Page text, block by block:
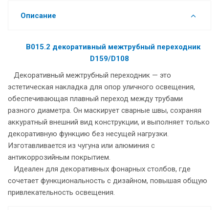
Описание
В015.2 декоративный межтрубный переходник
D159/D108
Декоративный межтрубный переходник — это
эстетическая накладка для опор уличного освещения,
обеспечивающая плавный переход между трубами
разного диаметра. Он маскирует сварные швы, сохраняя
аккуратный внешний вид конструкции, и выполняет только
декоративную функцию без несущей нагрузки.
Изготавливается из чугуна или алюминия с
антикоррозийным покрытием.
Идеален для декоративных фонарных столбов, где
сочетает функциональность с дизайном, повышая общую
привлекательность освещения.